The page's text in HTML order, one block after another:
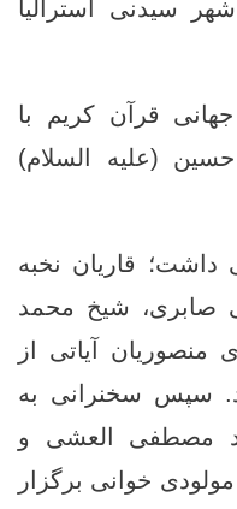
سیدنی استرالیا
قرآن کریم با
(علیه السلام)
داشت؛ قاریان نخبه
صابری، شیخ محمد
منصوریان آیاتی از
سپس سخنرانی به
مصطفی العشی و
خوانی برگزار